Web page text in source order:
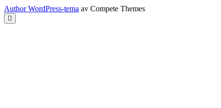
Author WordPress-tema av Compete Themes
Rulla
till